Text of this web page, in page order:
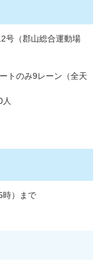
号（郡山総合運動場
トのみ9レーン（全天
時）まで